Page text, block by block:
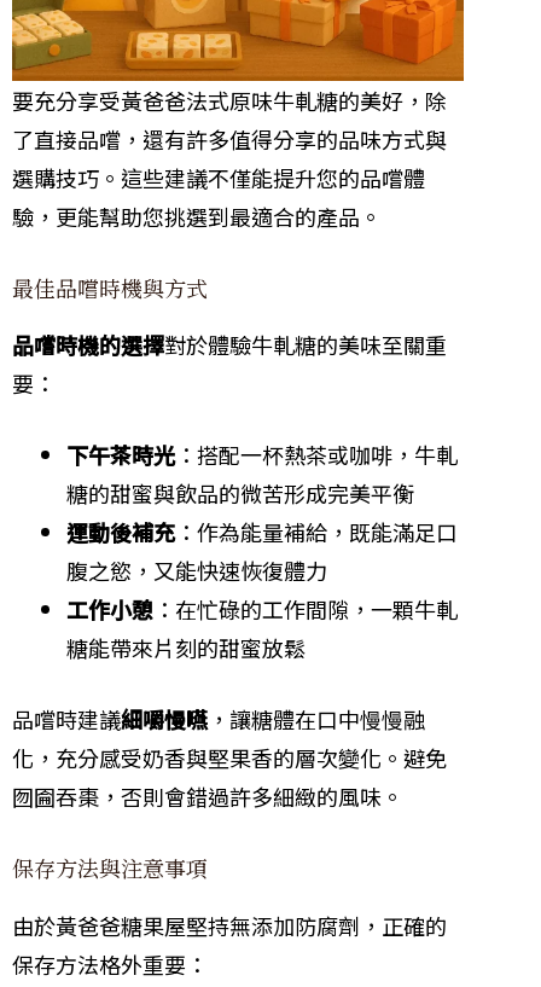
要充分享受黃爸爸法式原味牛軋糖的美好，除
了直接品嚐，還有許多值得分享的品味方式與
選購技巧。這些建議不僅能提升您的品嚐體
驗，更能幫助您挑選到最適合的產品。
最佳品嚐時機與方式
品嚐時機的選擇對於體驗牛軋糖的美味至關重
要：
下午茶時光：搭配一杯熱茶或咖啡，牛軋
糖的甜蜜與飲品的微苦形成完美平衡
運動後補充：作為能量補給，既能滿足口
腹之慾，又能快速恢復體力
工作小憩 ：在忙碌的工作間隙，一顆牛軋
糖能帶來片刻的甜蜜放鬆
品嚐時建議細嚼慢嚥 ，讓糖體在口中慢慢融
化，充分感受奶香與堅果香的層次變化。避免
囫圇吞棗，否則會錯過許多細緻的風味。
保存方法與注意事項
由於黃爸爸糖果屋堅持無添加防腐劑，正確的
保存方法格外重要：